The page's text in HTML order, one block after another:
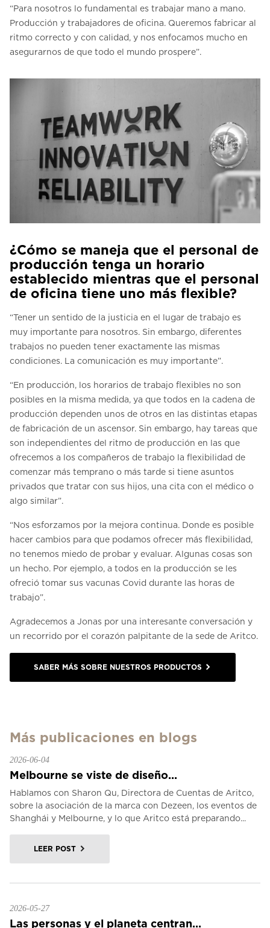
“Para nosotros lo fundamental es trabajar mano a mano.
Producción y trabajadores de oficina. Queremos fabricar al
ritmo correcto y con calidad, y nos enfocamos mucho en
asegurarnos de que todo el mundo prospere”.
¿Cómo se maneja que el personal de
producción tenga un horario
establecido mientras que el personal
de oficina tiene uno más flexible?
“Tener un sentido de la justicia en el lugar de trabajo es
muy importante para nosotros. Sin embargo, diferentes
trabajos no pueden tener exactamente las mismas
condiciones. La comunicación es muy importante”.
“En producción, los horarios de trabajo flexibles no son
posibles en la misma medida, ya que todos en la cadena de
producción dependen unos de otros en las distintas etapas
de fabricación de un ascensor. Sin embargo, hay tareas que
son independientes del ritmo de producción en las que
ofrecemos a los compañeros de trabajo la flexibilidad de
comenzar más temprano o más tarde si tiene asuntos
privados que tratar con sus hijos, una cita con el médico o
algo similar”.
“Nos esforzamos por la mejora continua. Donde es posible
hacer cambios para que podamos ofrecer más flexibilidad,
no tenemos miedo de probar y evaluar. Algunas cosas son
un hecho. Por ejemplo, a todos en la producción se les
ofreció tomar sus vacunas Covid durante las horas de
trabajo”.
Agradecemos a Jonas por una interesante conversación y
un recorrido por el corazón palpitante de la sede de Aritco.
SABER MÁS SOBRE NUESTROS PRODUCTOS
Más publicaciones en blogs
2026-06-04
Melbourne se viste de diseño...
Hablamos con Sharon Qu, Directora de Cuentas de Aritco,
sobre la asociación de la marca con Dezeen, los eventos de
Shanghái y Melbourne, y lo que Aritco está preparando...
LEER POST
2026-05-27
Las personas y el planeta centran...